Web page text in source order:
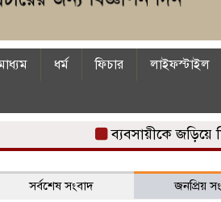
ধর্ম ফিচার
লাইফস্টাইল
ব্যবসায়ীকে জড়িয়ে
সর্বশেষ সংবাদ জনপ্রিয়